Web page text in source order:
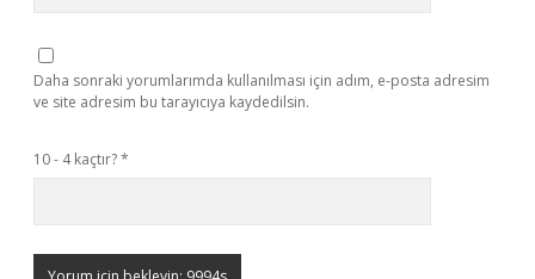
Daha sonraki yorumlarımda kullanılması için adım, e-posta adresim
ve site adresim bu tarayıcıya kaydedilsin.
10 - 4 kaçtır?*